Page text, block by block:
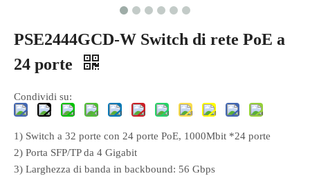
PSE2444GCD-W Switch di rete PoE a
24 porte
Condividi su:
1) Switch a 32 porte con 24 porte PoE, 1000Mbit *24 porte
2) Porta SFP/TP da 4 Gigabit
3) Larghezza di banda in backbound: 56 Gbps